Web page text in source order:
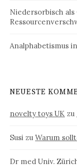
Niedersorbisch
Analphabetismus
NEUESTE
novelty toys UK zu
Susi zu Warum
Dr med Univ.